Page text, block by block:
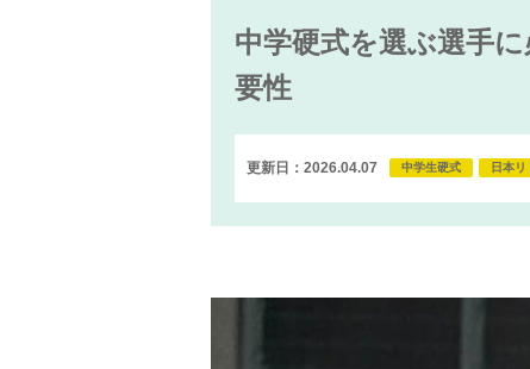
中学硬式を選ぶ選手
要性
更新日：2026.04.07 中学生硬式 日本